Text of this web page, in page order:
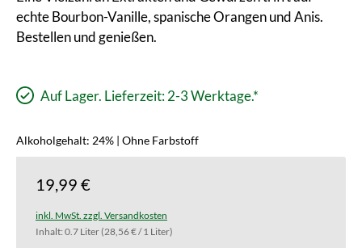
echte Bourbon-Vanille, spanische Orangen und Anis.
Bestellen und genießen.
Auf Lager. Lieferzeit: 2-3 Werktage.*
Alkoholgehalt: 24% | Ohne Farbstoff
19,99 €
inkl. MwSt. zzgl. Versandkosten
Inhalt: 0.7 Liter(28,56 € / 1 Liter)